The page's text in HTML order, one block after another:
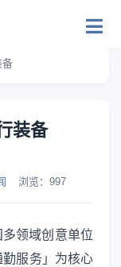
备
装备
浏览： 997
领域创意单位
服务」为核心